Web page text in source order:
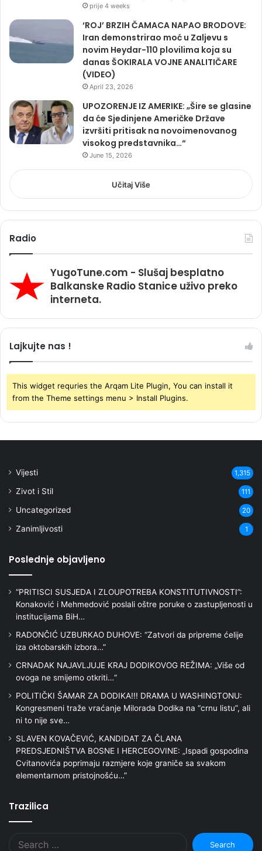
prije 4 weeks
‘ROJ’ BRZIH ČAMACA NAPAO BRODOVE:
Iran demonstrirao moć u Zaljevu s
novim Heydar-110 plovilima koja su
danas ŠOKIRALA VOJNE ANALITIČARE
(VIDEO)
April 23, 2026
UPOZORENJE IZ AMERIKE: „Šire se glasine
da će Sjedinjene Američke Države
izvršiti pritisak na novoimenovanog
visokog predstavnika…“
June 15, 2026
Učitaj Više
Radio
YugoTune.com - Slušaj besplatno
Balkanske Radio Stanice uživo preko
interneta.
Lajkujte nas !
This widget requries the Arqam Lite Plugin, You can install it
from the Theme settings menu > Install Plugins.
Vijesti 1,315
Zivot i Stil 111
Uncategorized 20
Zanimljivosti 1
Poslednje objavljeno
“PRITISCI SUSJEDA I ZLOUPOTREBA KONSTITUTIVNOSTI”:
Konaković i Mehmedović poslali oštre poruke o zastupljenosti u
institucijama BiH…
RADONČIĆ UZBURKAO DUHOVE: “Zatvori da pripreme ćelije
iza oktobarskih izbora…”
CRNADAK NAJAVLJUJE KRAJ DODIKOVOG REŽIMA: „Više od
ovoga ne smijemo otkriti…“
POLITIČKI ŠAMAR ZA DODIKA!!! DRAMA U WASHINGTONU:
Kongresmeni traže vraćanje Milorada Dodika na “crnu listu”, ali
ni to nije sve…
SLAVEN KOVAČEVIĆ, KANDIDAT ZA ČLANA
PREDSJEDNIŠTVA BOSNE I HERCEGOVINE: „Ispadi gospodina
Cvitanovića poprimaju razmjere koje graniče sa svakom
elementarnom pristojnošću…”
Trazilica
Search